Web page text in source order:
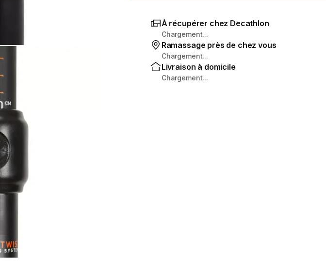
À récupérer chez Decathlon
Chargement...
Ramassage près de chez vous
Chargement...
Livraison à domicile
Chargement...